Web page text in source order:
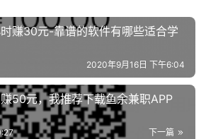
赚30元-靠谱的软件有哪些适合学
2020年9月16日 下午6:04
50元，我推荐下载鱼余兼职APP
下一篇